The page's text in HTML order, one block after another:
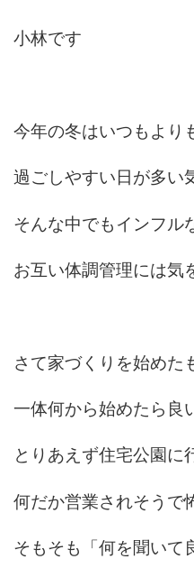
小林です
今年の冬はいつもより
過ごしやすい日が多い
そんな中でもインフル
お互い体調管理には気
さて家づくりを始めた
一体何から始めたら良
とりあえず住宅公園に
何だか営業されそうで
そもそも「何を聞いて